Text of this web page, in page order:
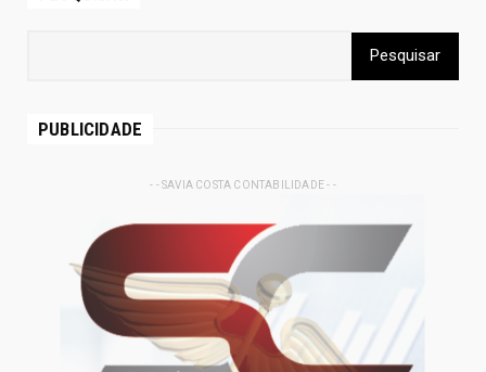
PUBLICIDADE
- - SAVIA COSTA CONTABILIDADE - -